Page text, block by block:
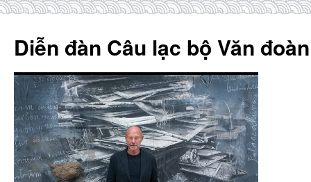
content
Diễn đàn Câu lạc bộ Văn